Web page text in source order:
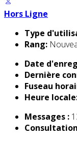
Hors Ligne
Type
Rang:
Date
Dernière
Fuseau
Heure
Messages :